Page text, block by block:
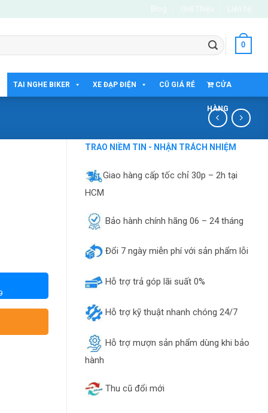
0
TAI NGHE BIKER XE ĐẠP ĐIỆN CŨ GIÁ RẺ CỬA
HÀNG
TRAO NIỀM TIN - NHẬN TRÁCH NHIỆM
Giao hàng cấp tốc chỉ 30p – 2h tại
HCM
Bảo hành chính hãng 06 – 24 tháng
Đổi 7 ngày miễn phí với sản phẩm lỗi
Hỗ trợ trả góp lãi suất 0%
Hỗ trợ kỹ thuật nhanh chóng 24/7
Hỗ trợ mượn sản phẩm dùng khi bảo
hành
Thu cũ đổi mới